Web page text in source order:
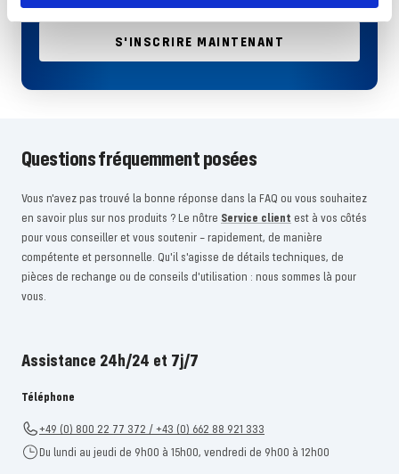
S'INSCRIRE MAINTENANT
Questions fréquemment posées
Vous n'avez pas trouvé la bonne réponse dans la FAQ ou vous souhaitez
en savoir plus sur nos produits ? Le nôtre Service client est à vos côtés
pour vous conseiller et vous soutenir – rapidement, de manière
compétente et personnelle. Qu'il s'agisse de détails techniques, de
pièces de rechange ou de conseils d'utilisation : nous sommes là pour
vous.
Assistance 24h/24 et 7j/7
Téléphone
+49 (0) 800 22 77 372 / +43 (0) 662 88 921 333
Du lundi au jeudi de 9h00 à 15h00, vendredi de 9h00 à 12h00